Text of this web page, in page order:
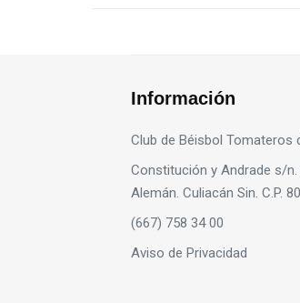
Información
Club de Béisbol Tomateros
Constitución y Andrade s/n.
Alemán. Culiacán Sin. C.P.
(667) 758 34 00
Aviso de Privacidad